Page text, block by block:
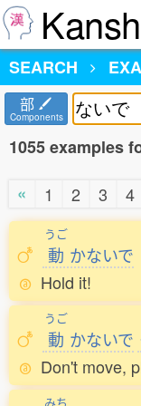
SEARCH
部
Components
1055 examples
«
1 2 3 4
うご
動 かないで
Hold it!
うご
動 かないで
Don't move,
みち